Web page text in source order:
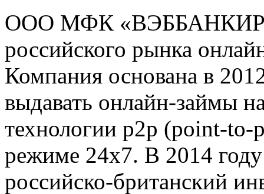
ООО МФК «ВЭББАНКИР»
российского рынка
Компания основана в
выдавать онлайн-займы
технологии p2p (point-to-
режиме 24х7. В 2014
российско-британский